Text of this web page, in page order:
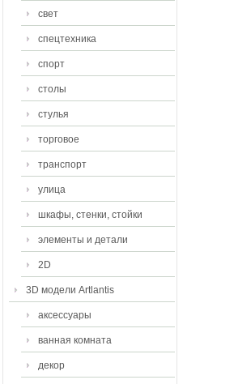
свет
спецтехника
спорт
столы
стулья
торговое
транспорт
улица
шкафы, стенки, стойки
элементы и детали
2D
3D модели Artlantis
аксессуары
ванная комната
декор